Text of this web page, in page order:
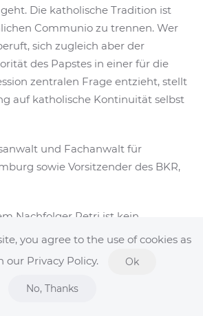
you agree to the use of cookies as
our Privacy Policy.
Ok
No, Thanks
Die katholische Tradition ist
Communio zu trennen. Wer
sich zugleich aber der
des Papstes in einer für die
zentralen Frage entzieht, stellt
auf katholische Kontinuität selbst
und Fachanwalt für
sowie Vorsitzender des BKR,
Nachfolger Petri ist kein
das man bei Bedarf
Eine Bischofsweihe gegen den
Papstes ist daher kein Zeichen